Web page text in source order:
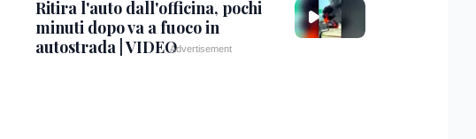
Ritira l'auto dall'officina, pochi
minuti dopo va a fuoco in
autostrada | VIDEO